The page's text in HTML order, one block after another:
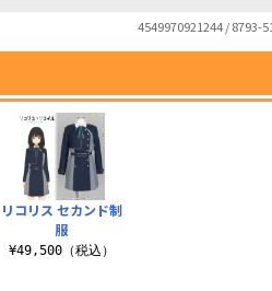
4549970921244 / 8793-
リコリス セカンド制
服
¥49,500（税込）